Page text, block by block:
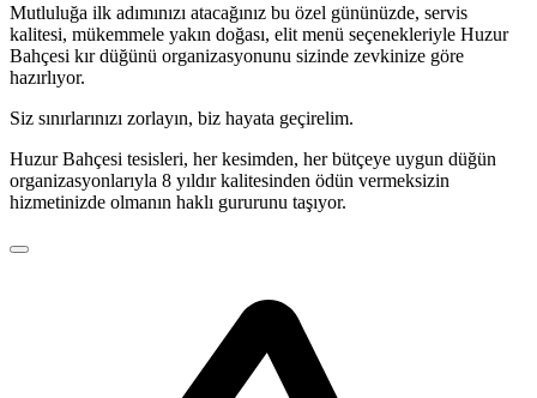
Mutluluğa ilk adımınızı atacağınız bu özel gününüzde, servis
kalitesi, mükemmele yakın doğası, elit menü seçenekleriyle Huzur
Bahçesi kır düğünü organizasyonunu sizinde zevkinize göre
hazırlıyor.
Siz sınırlarınızı zorlayın, biz hayata geçirelim.
Huzur Bahçesi tesisleri, her kesimden, her bütçeye uygun düğün
organizasyonlarıyla 8 yıldır kalitesinden ödün vermeksizin
hizmetinizde olmanın haklı gururunu taşıyor.